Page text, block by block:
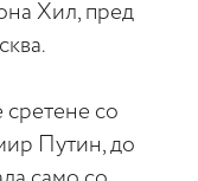
Хил, пред
сретене со
Путин, до